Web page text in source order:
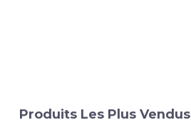
Produits Les Plus Vendus